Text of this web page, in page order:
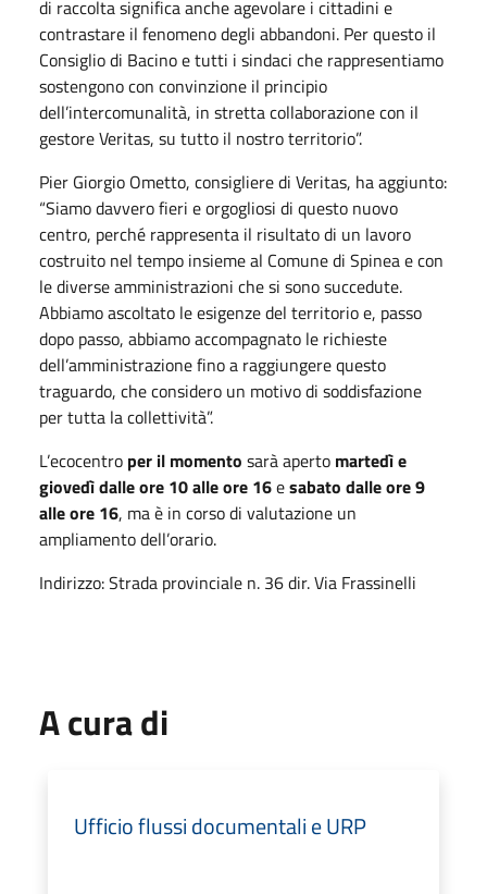
di raccolta significa anche agevolare i cittadini e
contrastare il fenomeno degli abbandoni. Per questo il
Consiglio di Bacino e tutti i sindaci che rappresentiamo
sostengono con convinzione il principio
dell’intercomunalità, in stretta collaborazione con il
gestore Veritas, su tutto il nostro territorio”.
Pier Giorgio Ometto, consigliere di Veritas, ha aggiunto:
“Siamo davvero fieri e orgogliosi di questo nuovo
centro, perché rappresenta il risultato di un lavoro
costruito nel tempo insieme al Comune di Spinea e con
le diverse amministrazioni che si sono succedute.
Abbiamo ascoltato le esigenze del territorio e, passo
dopo passo, abbiamo accompagnato le richieste
dell’amministrazione fino a raggiungere questo
traguardo, che considero un motivo di soddisfazione
per tutta la collettività”.
L’ecocentro per il momento sarà aperto martedì e
giovedì dalle ore 10 alle ore 16esabato dalle ore 9
alle ore 16, ma è in corso di valutazione un
ampliamento dell’orario.
Indirizzo: Strada provinciale n. 36 dir. Via Frassinelli
A cura di
Ufficio flussi documentali e URP